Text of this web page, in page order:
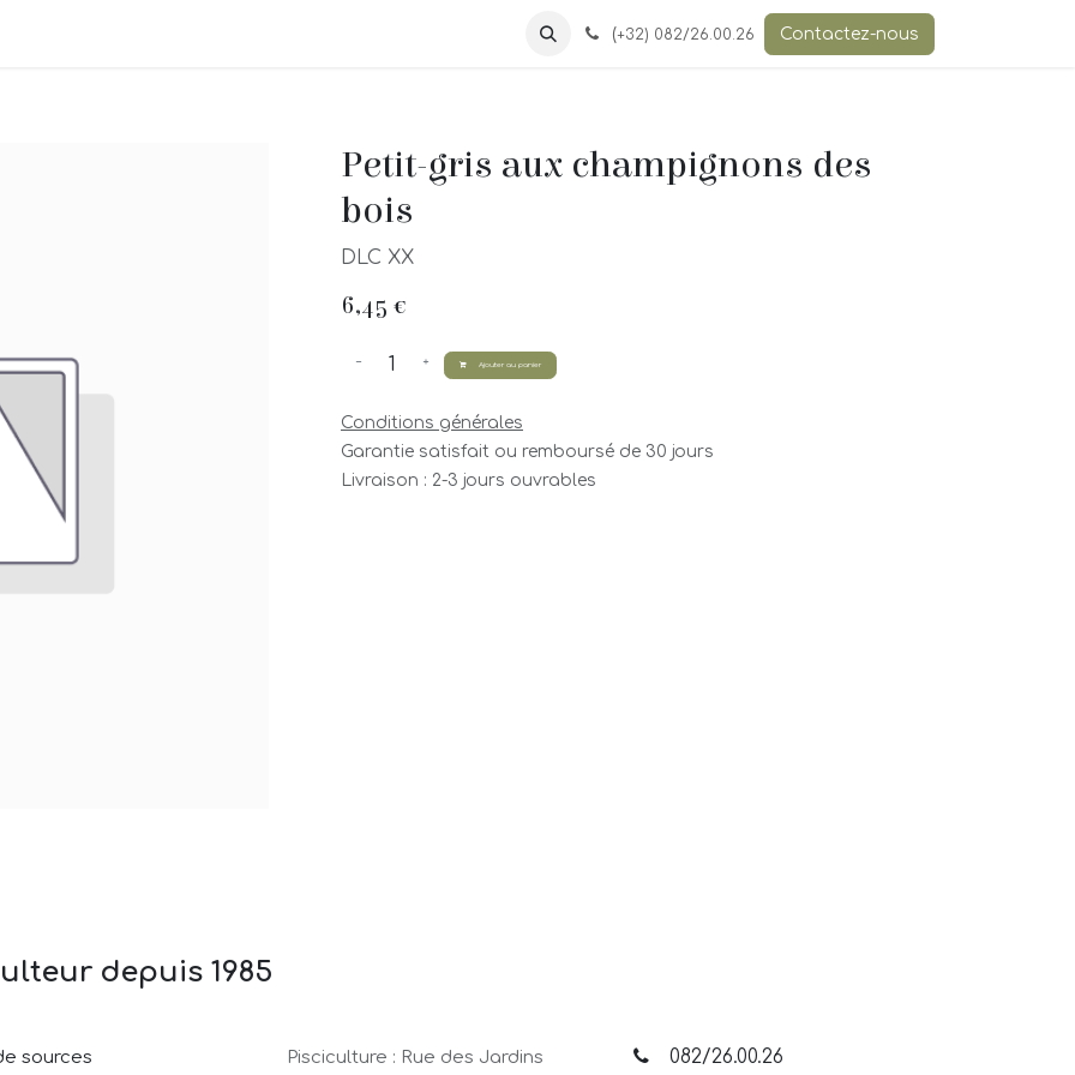
(+32) 082/26.00.26 Contactez-nous
Petit-gris aux champignons des
bois
DLC XX
6,45 €
Ajouter au panier
Conditions générales
Garantie satisfait ou remboursé de 30 jours
Livraison : 2-3 jours ouvrables
depuis 1985
sources Pisciculture : Rue des Jardins 082/26.00.26